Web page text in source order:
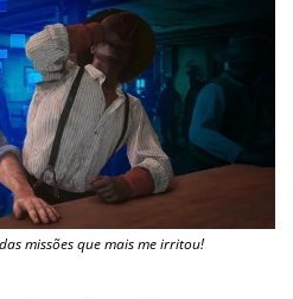
missões que mais me irritou!